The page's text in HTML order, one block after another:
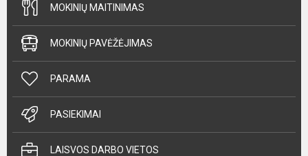
MOKINIŲ MAITINIMAS
MOKINIŲ PAVĖŽĖJIMAS
PARAMA
PASIEKIMAI
LAISVOS DARBO VIETOS